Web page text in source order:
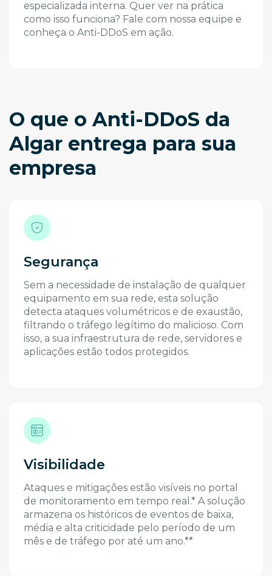
especializada interna. Quer ver na prática
como isso funciona? Fale com nossa equipe e
conheça o Anti-DDoS em ação.
O que o Anti-DDoS da
Algar entrega para sua
empresa
Segurança
Sem a necessidade de instalação de qualquer
equipamento em sua rede, esta solução
detecta ataques volumétricos e de exaustão,
filtrando o tráfego legítimo do malicioso. Com
isso, a sua infraestrutura de rede, servidores e
aplicações estão todos protegidos.
Visibilidade
Ataques e mitigações estão visíveis no portal
de monitoramento em tempo real.* A solução
armazena os históricos de eventos de baixa,
média e alta criticidade pelo período de um
mês e de tráfego por até um ano.**